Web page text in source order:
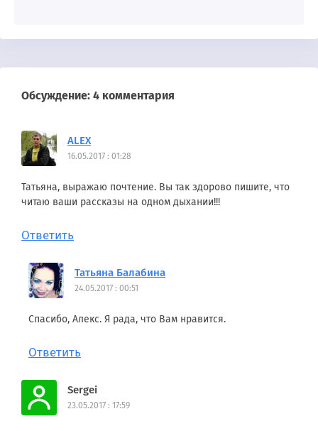
Обсуждение: 4 комментария
ALEX
16.05.2017 : 01:28
Татьяна, выражаю почтение. Вы так здорово пишите, что
читаю ваши рассказы на одном дыхании!!!
Ответить
Татьяна Балабина
24.05.2017 : 00:51
Спасибо, Алекс. Я рада, что Вам нравится.
Ответить
Sergei
23.05.2017 : 17:59